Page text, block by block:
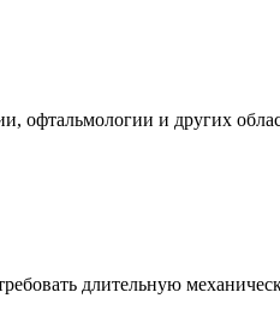
и других
длительную